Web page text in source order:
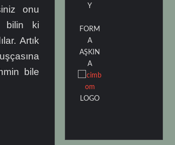
onu
bilin ki
Artık
bile
Y
FORM
A
AŞKIN
A
LOGO